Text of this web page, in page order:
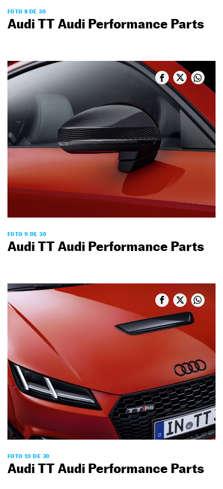
FOTO 8 DE 30
Audi TT Audi Performance Parts
FOTO 9 DE 30
Audi TT Audi Performance Parts
FOTO 10 DE 30
Audi TT Audi Performance Parts